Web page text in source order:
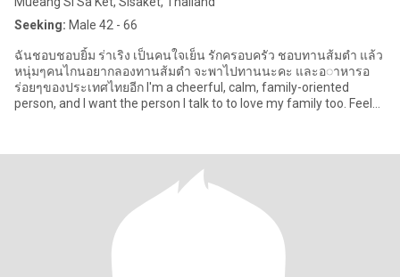
Seeking: Male 42 - 66
ฉันชอบชอบยิ้ม ร่าเริง เป็นคนใจเย็น รักครอบครัว ชอบทานส้มตำ แล้ว
หนุ่มๆคนไกนอยากลองทานส้มตำ จะพาไปทานนะคะ และอ◌าหารอ
ร่อยๆของประเทศไทยอีก I'm a cheerful, calm, family-oriented
person, and I want the person I talk to to love my family too. Feel